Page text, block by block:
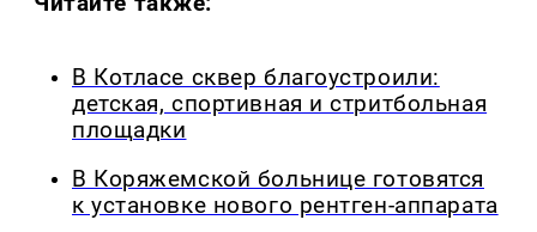
В Котласе сквер благоустроили:
детская, спортивная и стритбольная
площадки
В Коряжемской больнице готовятся
к установке нового рентген-аппарата